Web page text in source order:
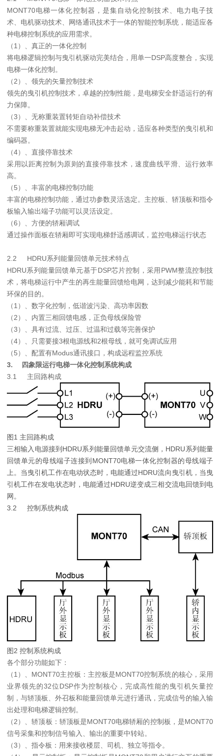
MONT70电梯一体化控制器，是集自动化控制技术、电力电子技
术、电机驱动技术、网络通讯技术于一体的智能控制系统，能适应各
种电梯控制系统的应用需求。
（1）、真正的一体化控制
将电梯逻辑控制与曳引机驱动完美结合，用单一DSP高度整合，实现
电梯一体化控制。
（2）、领先的矢量控制技术
领先的曳引机控制技术，卓越的控制性能，是电梯安全舒适运行的有
力保障。
（3）、无称重装置转矩自动补偿技术
不需要称重装置就能实现电梯无冲击起动，适应各种类型的曳引机和
编码器。
（4）、直接停靠技术
采用以距离控制为原则的直接停靠技术，速度曲线平滑、运行效率
高。
（5）、丰富的电梯控制功能
丰富的电梯控制功能，通过功参数灵活选定。主控板、轿顶板和指令
板输入输出端子功能可以灵活设定。
（6）、方便的轿厢调试
通过操作面板在轿厢即可实现电梯舒适感调试，监控电梯运行状态
2.2
HDRU系列能量回馈单元技术特点
HDRU系列能量回馈单元基于DSP芯片控制，采用PWM整流控制技
术，将电梯运行中产生的再生能量回馈给电网，达到减少能耗和节能
环保的目的。
（1）、数字化控制，低谐波污染、高功率因数
（2）、内置三相回馈电感，正负母线保险管
（3）、具有过流、过压、过温和过载等完善保护
（4）、只需要接3根电源线和2根母线，就可免调试应用
（5）、配置有Modus通讯接口，构成远程监控系统
3.
四象限运行电梯一体化控制系统构成
3.1
主回路构成
图1 主回路构成
三相输入电源接到HDRU系列能量回馈单元交流侧，HDRU系列能量
回馈单元的母线端子连接到MONT70电梯一体化控制器的母线端子
上。当曳引机工作在电动状态时，电能通过HDRU流向曳引机，当曳
引机工作在发电状态时，电能通过HDRU逆变成三相交流电回馈到电
网。
3.2
控制系统构成
图2 控制系统构成
各个部分功能如下：
（1）、MONT70主控板：主控板是MONT70控制系统的核心，采用
业界领先的32位DSP作为控制核心，完成高性能的曳引机矢量控
制，与轿顶板、外召板和能量回馈单元进行通讯，完成信号的输入输
出处理和电梯逻辑控制。
（2）、轿顶板：轿顶板是MONT70电梯轿厢的控制板，是MONT70
信号采集和控制信号输入、输出的重要中转站。
（3）、指令板：用来接收楼层、司机、独立等指令。